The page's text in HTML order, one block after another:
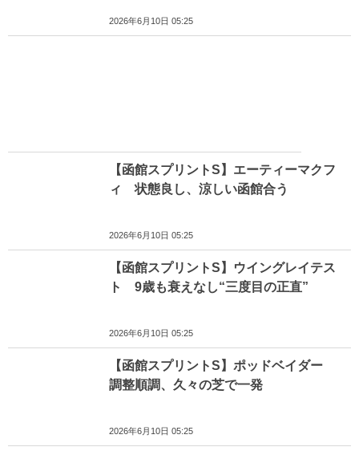
2026年6月10日 05:25
【函館スプリントS】エーティーマクフ
ィ 状態良し、涼しい函館合う
2026年6月10日 05:25
【函館スプリントS】ウイングレイテス
ト 9歳も衰えなし“三度目の正直”
2026年6月10日 05:25
【函館スプリントS】ポッドベイダー
調整順調、久々の芝で一発
2026年6月10日 05:25